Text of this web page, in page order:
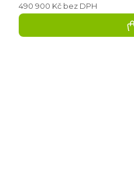
490 900 Kč bez DPH